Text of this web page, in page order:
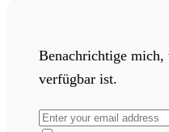
Benachrichtige
verfügbar ist.